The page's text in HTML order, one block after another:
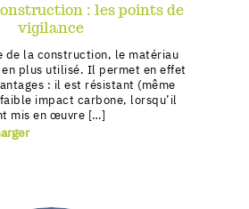
: les points de
vigilance
de la construction, le matériau
plus utilisé. Il permet en effet
: il est résistant (même
impact carbone, lorsqu’il
mis en œuvre […]